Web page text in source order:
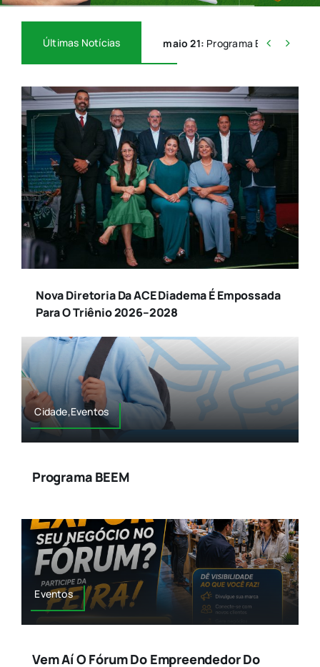
Contato
Últimas Notícias maio 21: Programa BEEM
 
Formatura Do Curso De Confecção Industrial
Nova Diretoria Da ACE Diadema É Empossada
Para O Triênio 2026–2028
Lindalva Ramos Lança Novo Livro E Celebra
Nova Presidência Da ACE Diadema Triênio
Outubro Rosa Na ACE Diadema
Cidade,Eventos
Programa BEEM
Eventos
Vem Aí O Fórum Do Empreendedor Do